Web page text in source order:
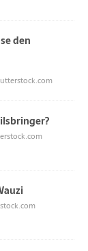
den